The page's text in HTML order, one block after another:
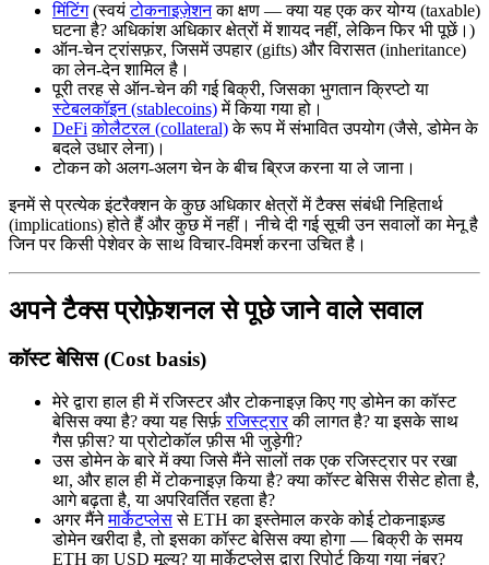
मिंटिंग(स्वयंटोकनाइज़ेशनका क्षण — क्या यह एक कर योग्य (taxable)
घटना है? अधिकांश अधिकार क्षेत्रों में शायद नहीं, लेकिन फिर भी पूछें।)
ऑन-चेन ट्रांसफ़र, जिसमें उपहार (gifts) और विरासत (inheritance)
का लेन-देन शामिल है।
पूरी तरह से ऑन-चेन की गई बिक्री, जिसका भुगतान क्रिप्टो या
स्टेबलकॉइन (stablecoins)में किया गया हो।
DeFi कोलैटरल (collateral)के रूप में संभावित उपयोग (जैसे, डोमेन के
बदले उधार लेना)।
टोकन को अलग-अलग चेन के बीच ब्रिज करना या ले जाना।
इनमें से प्रत्येक इंटरैक्शन के कुछ अधिकार क्षेत्रों में टैक्स संबंधी निहितार्थ
(implications) होते हैं और कुछ में नहीं। नीचे दी गई सूची उन सवालों का मेनू है
जिन पर किसी पेशेवर के साथ विचार-विमर्श करना उचित है।
अपने टैक्स प्रोफ़ेशनल से पूछे जाने वाले सवाल
कॉस्ट बेसिस (Cost basis)
मेरे द्वारा हाल ही में रजिस्टर और टोकनाइज़ किए गए डोमेन का कॉस्ट
बेसिस क्या है? क्या यह सिर्फ़रजिस्ट्रारकी लागत है? या इसके साथ
गैस फ़ीस? या प्रोटोकॉल फ़ीस भी जुड़ेगी?
उस डोमेन के बारे में क्या जिसे मैंने सालों तक एक रजिस्ट्रार पर रखा
था, और हाल ही में टोकनाइज़ किया है? क्या कॉस्ट बेसिस रीसेट होता है,
आगे बढ़ता है, या अपरिवर्तित रहता है?
अगर मैंनेमार्केटप्लेससे ETH का इस्तेमाल करके कोई टोकनाइज़्ड
डोमेन खरीदा है, तो इसका कॉस्ट बेसिस क्या होगा — बिक्री के समय
ETH का USD मूल्य? या मार्केटप्लेस द्वारा रिपोर्ट किया गया नंबर?